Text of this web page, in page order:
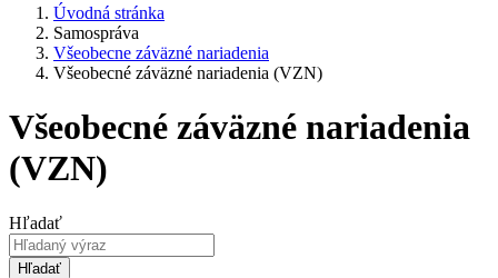
Úvodná stránka
Samospráva
Všeobecne záväzné nariadenia
Všeobecné záväzné nariadenia (VZN)
Všeobecné záväzné nariadenia
(VZN)
Hľadať
Hľadať